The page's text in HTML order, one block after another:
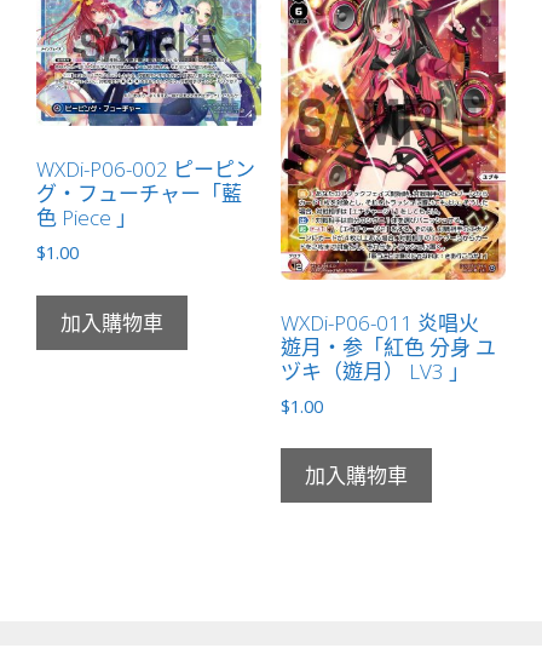
WXDi-P06-002 ピーピン
グ・フューチャー「藍
色 Piece 」
$1.00
加入購物車
WXDi-P06-011 炎唱火
遊月・参「紅色 分身 ユ
ヅキ（遊月） LV3 」
$1.00
加入購物車